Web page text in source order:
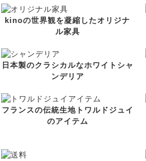
kinoの世界観を凝縮したオリジナ
ル家具
日本製のクラシカルなホワイトシャ
ンデリア
フランスの伝統生地トワルドジュイ
のアイテム